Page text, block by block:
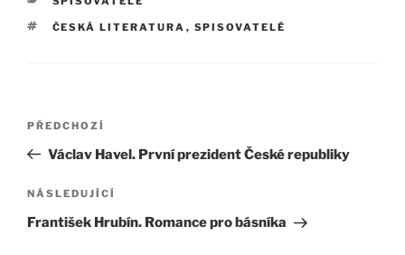
ŠTÍTKY
ČESKÁ LITERATURA , SPISOVATELÉ
Navigace
příspěvek
Předchozí
příspěvek
PŘEDCHOZÍ
Václav Havel. První prezident České republiky
Následující
příspěvek
NÁSLEDUJÍCÍ
František Hrubín. Romance pro básníka